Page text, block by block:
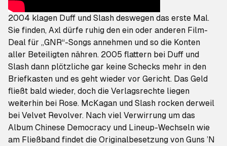
2004 klagen Duff und Slash deswegen das erste Mal.
Sie finden, Axl dürfe ruhig den ein oder anderen Film-
Deal für „GNR“-Songs annehmen und so die Konten
aller Beteiligten nähren. 2005 flattern bei Duff und
Slash dann plötzliche gar keine Schecks mehr in den
Briefkasten und es geht wieder vor Gericht. Das Geld
fließt bald wieder, doch die Verlagsrechte liegen
weiterhin bei Rose. McKagan und Slash rocken derweil
bei Velvet Revolver. Nach viel Verwirrung um das
Album Chinese Democracy und Lineup-Wechseln wie
am Fließband findet die Originalbesetzung von Guns ’N